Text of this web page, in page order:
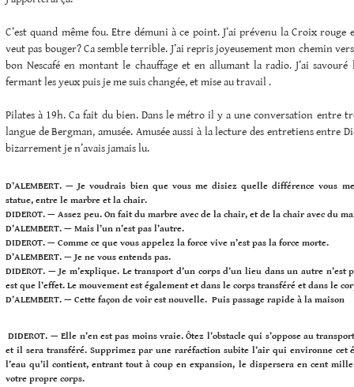
C’est quand même fou. Etre démuni à ce point. J’ai prévenu la Croix rouge
veut pas bouger? Ca semble terrible. J’ai repris joyeusement mon chemin
bon Nescafé en montant le chauffage et en allumant la radio. J’ai
fermant les yeux puis je me suis changée, et mise au travail .
Pilates à 19h. Ca fait du bien. Dans le métro il y a une conversation entre
langue de Bergman, amusée. Amusée aussi à la lecture des entretiens entre
bizarrement je n’avais jamais lu.
D’ALEMBERT. — Je voudrais bien que vous me disiez quelle différence vous
statue, entre le marbre et la chair.
DIDEROT. — Assez peu. On fait du marbre avec de la chair, et de la chair avec du
D’ALEMBERT. — Mais l’un n’est pas l’autre.
DIDEROT. — Comme ce que vous appelez la force vive n’est pas la force morte.
D’ALEMBERT. — Je ne vous entends pas.
DIDEROT. — Je m’explique. Le transport d’un corps d’un lieu dans un autre n’est
est que l’effet. Le mouvement est également et dans le corps transféré et dans le
D’ALEMBERT. — Cette façon de voir est nouvelle. Puis passage rapide à la maison
DIDEROT. — Elle n’en est pas moins vraie. Ôtez l’obstacle qui s’oppose au
et il sera transféré. Supprimez par une raréfaction subite l’air qui environne cet
l’eau qu’il contient, entrant tout à coup en expansion, le dispersera en cent mille
votre propre corps.